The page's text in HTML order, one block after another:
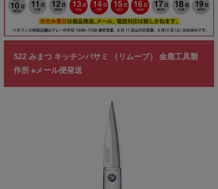
522 みまつ キッチンバサミ （リムーブ） 金鹿工具製
作所 ※メール便発送